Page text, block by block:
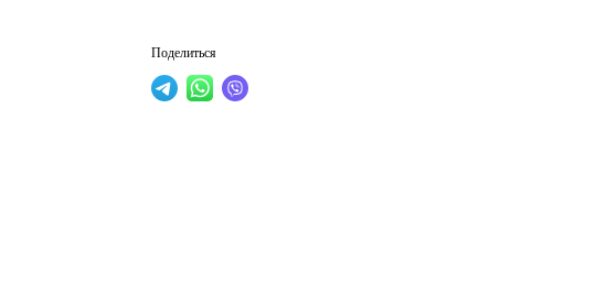
Поделиться